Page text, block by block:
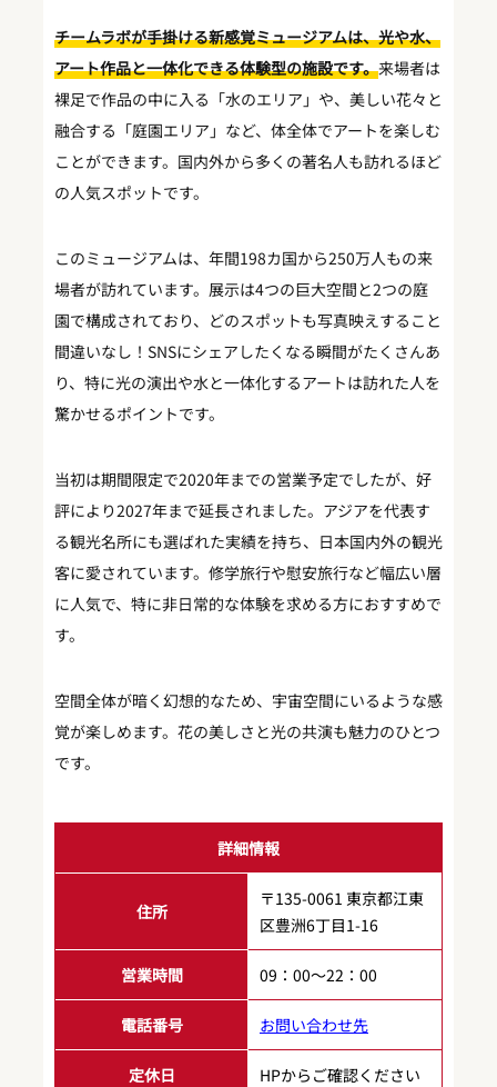
チームラボが手掛ける新感覚ミュージアムは、光や水、
アート作品と一体化できる体験型の施設です。来場者は
裸足で作品の中に入る「水のエリア」や、美しい花々と
融合する「庭園エリア」など、体全体でアートを楽しむ
ことができます。国内外から多くの著名人も訪れるほど
の人気スポットです。
このミュージアムは、年間198カ国から250万人もの来
場者が訪れています。展示は4つの巨大空間と2つの庭
園で構成されており、どのスポットも写真映えすること
間違いなし！SNSにシェアしたくなる瞬間がたくさんあ
り、特に光の演出や水と一体化するアートは訪れた人を
驚かせるポイントです。
当初は期間限定で2020年までの営業予定でしたが、好
評により2027年まで延長されました。アジアを代表す
る観光名所にも選ばれた実績を持ち、日本国内外の観光
客に愛されています。修学旅行や慰安旅行など幅広い層
に人気で、特に非日常的な体験を求める方におすすめで
す。
空間全体が暗く幻想的なため、宇宙空間にいるような感
覚が楽しめます。花の美しさと光の共演も魅力のひとつ
です。
詳細情報
住所
〒135-0061 東京都江東
区豊洲6丁目1-16
営業時間 09：00～22：00
電話番号 お問い合わせ先
定休日 HPからご確認ください